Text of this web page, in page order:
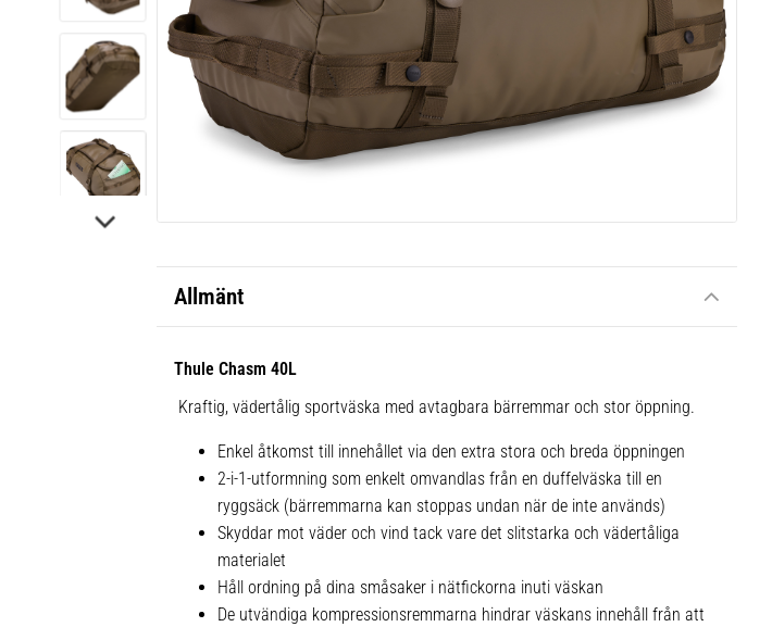
Allmänt
Thule Chasm 40L
Kraftig, vädertålig sportväska med avtagbara bärremmar och stor öppning.
Enkel åtkomst till innehållet via den extra stora och breda öppningen
2-i-1-utformning som enkelt omvandlas från en duffelväska till en
ryggsäck (bärremmarna kan stoppas undan när de inte används)
Skyddar mot väder och vind tack vare det slitstarka och vädertåliga
materialet
Håll ordning på dina småsaker i nätfickorna inuti väskan
De utvändiga kompressionsremmarna hindrar väskans innehåll från att